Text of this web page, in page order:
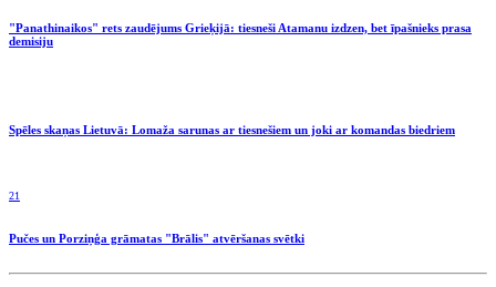
"Panathinaikos" rets zaudējums Grieķijā: tiesneši Atamanu izdzen, bet īpašnieks prasa
demisiju
Spēles skaņas Lietuvā: Lomaža sarunas ar tiesnešiem un joki ar komandas biedriem
21
Pučes un Porziņģa grāmatas "Brālis" atvēršanas svētki